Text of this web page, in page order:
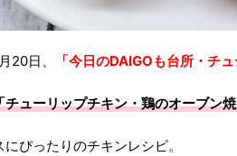
20日、 「今日のDAIGOも台所・チ
チューリップチキン・鶏のオーブン
ぴったりのチキンレシピ。